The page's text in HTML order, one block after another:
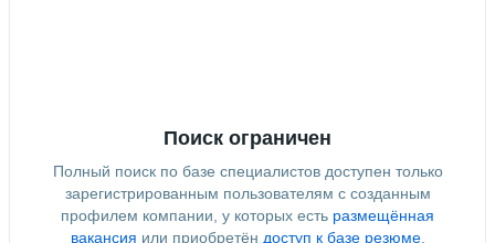
Поиск ограничен
Полный поиск по базе специалистов доступен только
зарегистрированным пользователям с созданным
профилем компании, у которых есть размещённая
вакансия или приобретён доступ к базе резюме.